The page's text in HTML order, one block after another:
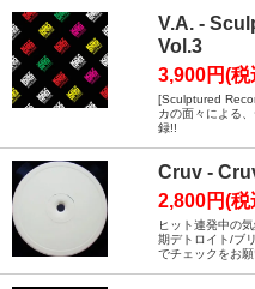
V.A. -
Vol.3
3,900円(税
[Sculptured
カの面々による
録!!
Cruv -
2,800円(税
ヒット連発中の
期デトロイト/ブ
でチェックをお願